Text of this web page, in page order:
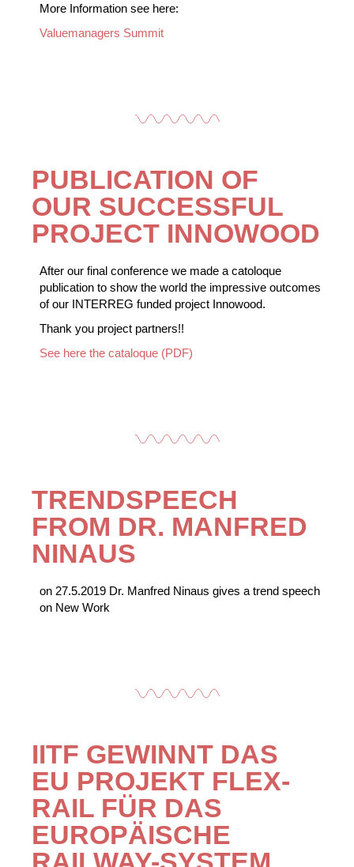
More Information see here:
Valuemanagers Summit
PUBLICATION OF
OUR SUCCESSFUL
PROJECT INNOWOOD
After our final conference we made a catoloque
publication to show the world the impressive outcomes
of our INTERREG funded project Innowood.
Thank you project partners!!
See here the cataloque (PDF)
TRENDSPEECH
FROM DR. MANFRED
NINAUS
on 27.5.2019 Dr. Manfred Ninaus gives a trend speech
on New Work
IITF GEWINNT DAS
EU PROJEKT FLEX-
RAIL FÜR DAS
EUROPÄISCHE